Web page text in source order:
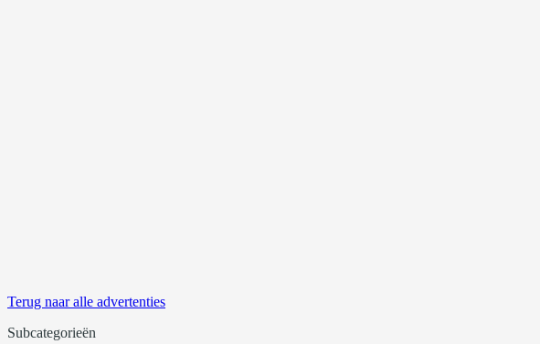
Terug naar alle advertenties
Subcategorieën